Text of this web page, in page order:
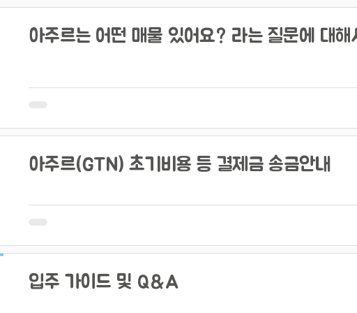
아주르는 어떤 매물 있어요? 라는 질문에 대해
아주르(GTN) 초기비용 등 결제금 송금안내
입주 가이드 및 Q&A